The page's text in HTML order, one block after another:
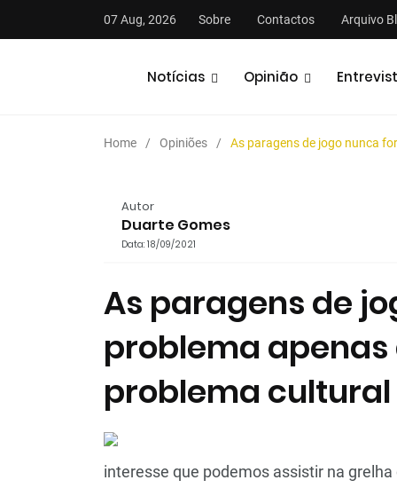
07 Aug, 2026 Sobre Contactos Arquivo
Notícias Opinião
Home Opiniões As paragens de jogo nunca
Autor
Duarte Gomes
Data: 18/09/2021
As paragens de
problema apenas
problema cultural
interesse que podemos assistir na
Análises